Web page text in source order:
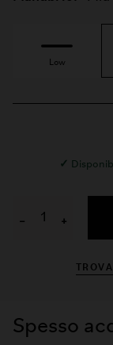
Low
✓
− +
Spesso